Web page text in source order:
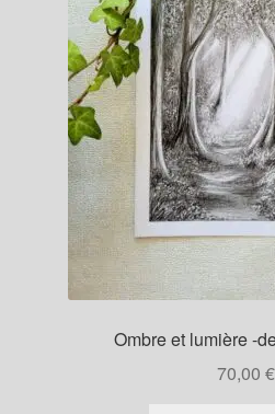
Ombre et lumière -
70,00 €